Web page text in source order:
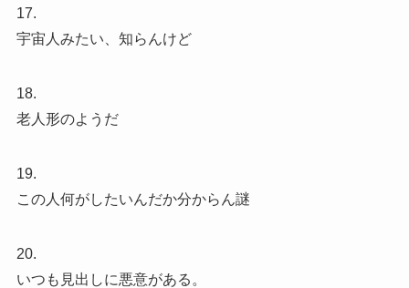
17.
宇宙人みたい、知らんけど
18.
老人形のようだ
19.
この人何がしたいんだか分からん謎
20.
いつも見出しに悪意がある。